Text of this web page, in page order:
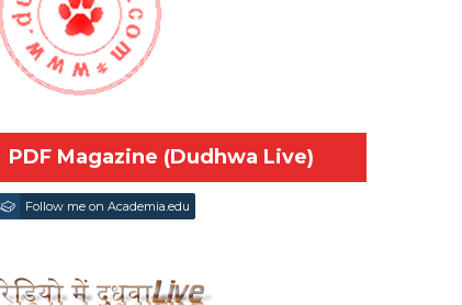
PDF Magazine (Dudhwa Live)
Follow me on Academia.edu